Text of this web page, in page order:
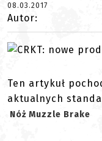
08.03.2017
Autor:
Ten artykuł
aktualnych
Nóż Muzzle Brake